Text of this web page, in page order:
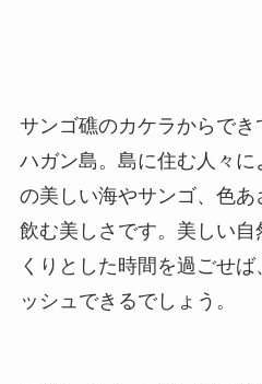
サンゴ礁のカケラからで
ハガン島。島に住む人々
の美しい海やサンゴ、色
飲む美しさです。美しい
くりとした時間を過ごせ
ッシュできるでしょう。